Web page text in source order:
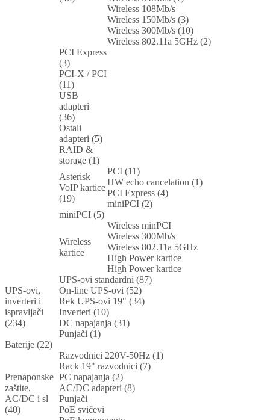
Wireless 108Mb/s
Wireless 150Mb/s (3)
Wireless 300Mb/s (10)
Wireless 802.11a 5GHz (2)
PCI Express
(3)
PCI-X / PCI
(11)
USB
adapteri
(36)
Ostali
adapteri (5)
RAID &
storage (1)
Asterisk
VoIP kartice
(19)
PCI (11)
HW echo cancelation (1)
PCI Express (4)
miniPCI (2)
miniPCI (5)
Wireless
kartice
Wireless minPCI
Wireless 300Mb/s
Wireless 802.11a 5GHz
High Power kartice
High Power kartice
UPS-ovi,
inverteri i
ispravljači
(234)
UPS-ovi standardni (87)
On-line UPS-ovi (52)
Rek UPS-ovi 19" (34)
Inverteri (10)
DC napajanja (31)
Punjači (1)
Baterije (22)
Prenaponske
zaštite,
AC/DC i sl
(40)
Razvodnici 220V-50Hz (1)
Rack 19" razvodnici (7)
PC napajanja (2)
AC/DC adapteri (8)
Punjači
PoE svičevi